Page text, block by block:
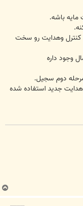
وهدایت رو سخت
جدید استفاده شده
ب
ا